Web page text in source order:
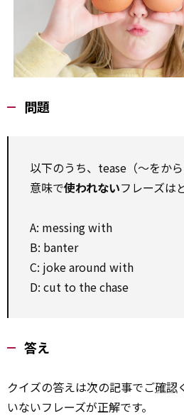
問題
以下のうち、tease（～をか
意味で使われないフレーズは
A: messing with
B: banter
C: joke around with
D: cut to the chase
答え
クイズの答えは次の記事でご確認
いないフレーズが正解です。